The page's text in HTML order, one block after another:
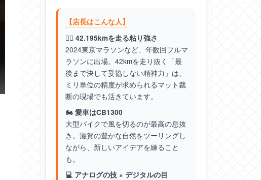
【店長はこんな人】
🏃‍♂️ 42.195kmを走る粘り強さ
2024東京マラソンなど、年数回フルマ
ラソンに出場。42kmを走り抜く「最
後まで決して妥協しない精神力」は、
ミリ単位の精度が求められるマット裁
断の現場でも活きています。
🏍️ 愛車はCB1300
大型バイクで風を切るのが最高の息抜
き。滋賀の豊かな自然をツーリングし
ながら、新しいアイデアを練ること
も。
💻 アナログの技 × デジタルの目